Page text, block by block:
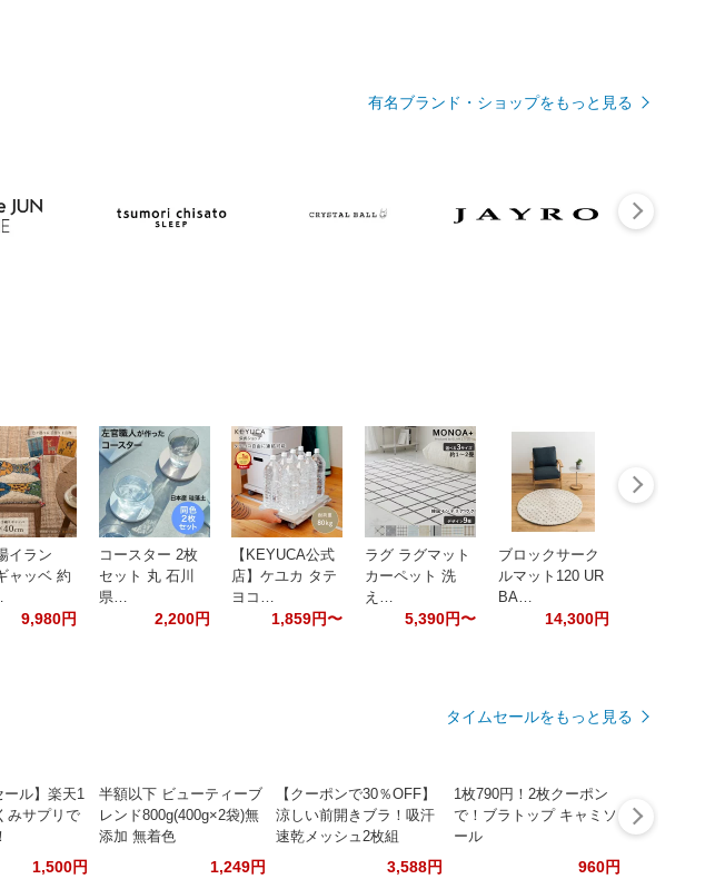
有名ブランド・ショップをもっと見る
イラン
ャッベ 約
9,980円
コースター 2枚
セット 丸 石川
県…
2,200円
【KEYUCA公式
店】ケユカ タテ
ヨコ…
1,859円〜
ラグ ラグマット
カーペット 洗
え…
5,390円〜
ブロックサーク
ルマット120 UR
BA…
14,300円
タイムセールをもっと見る
ール】楽天1
みサプリで
1,500円
半額以下 ビューティーブ
レンド800g(400g×2袋)無
添加 無着色
1,249円
【クーポンで30％OFF】
涼しい前開きブラ！吸汗
速乾メッシュ2枚組
3,588円
1枚790円！2枚クーポン
で！ブラトップ キャミソ
ール
960円